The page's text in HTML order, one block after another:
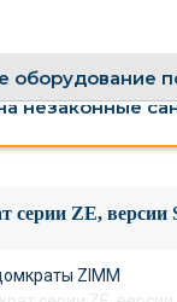
незаконные
ZIMM
серии ZE,